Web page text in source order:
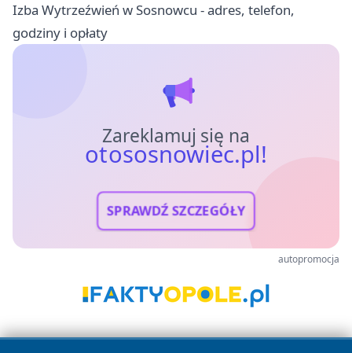
Izba Wytrzeźwień w Sosnowcu - adres, telefon,
godziny i opłaty
Zareklamuj się na
otososnowiec.pl!
SPRAWDŹ SZCZEGÓŁY
autopromocja